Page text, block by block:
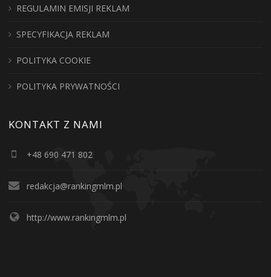
REGULAMIN EMISJI REKLAM
SPECYFIKACJA REKLAM
POLITYKA COOKIE
POLITYKA PRYWATNOŚCI
KONTAKT Z NAMI
+48 690 471 802
redakcja@rankingmlm.pl
http://www.rankingmlm.pl